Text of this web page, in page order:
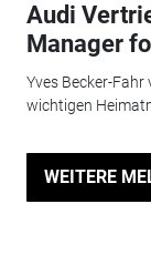
Audi
Manager
Yves Becker-
wichtigen
WEITERE